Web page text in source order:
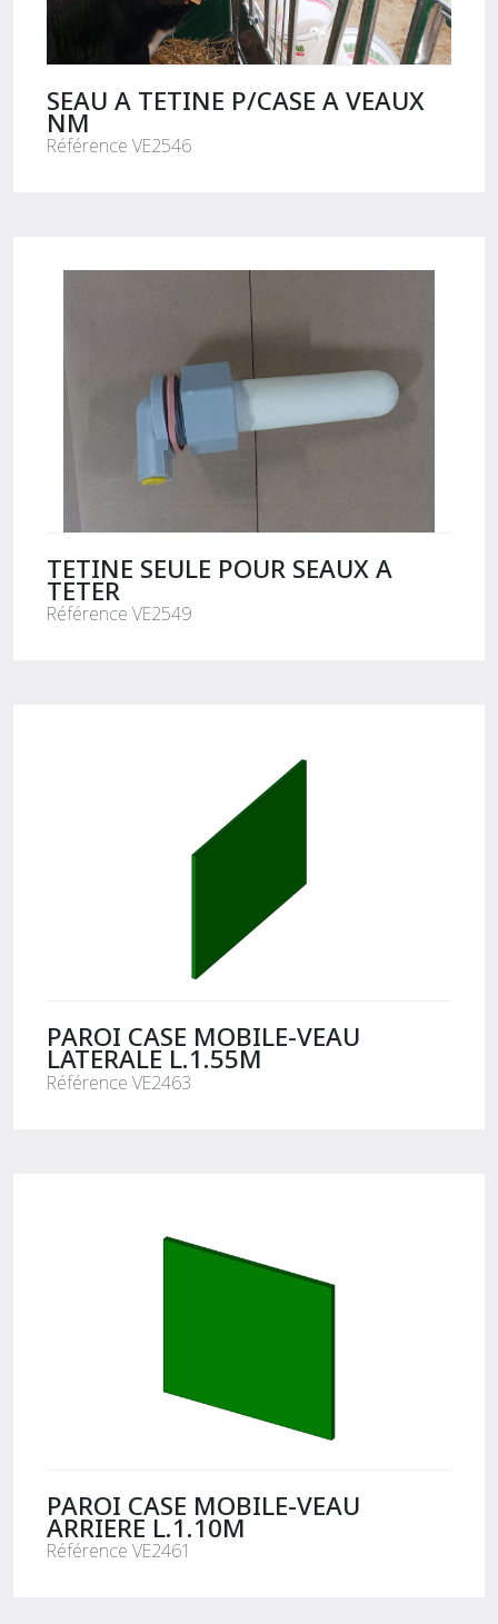
SEAU A TETINE P/CASE A VEAUX
NM
Référence VE2546
TETINE SEULE POUR SEAUX A
TETER
Référence VE2549
PAROI CASE MOBILE-VEAU
LATERALE L.1.55M
Référence VE2463
PAROI CASE MOBILE-VEAU
ARRIERE L.1.10M
Référence VE2461